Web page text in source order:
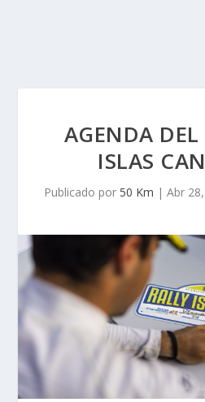
AGENDA
ISLAS
Publicado por 50 Km | Abr